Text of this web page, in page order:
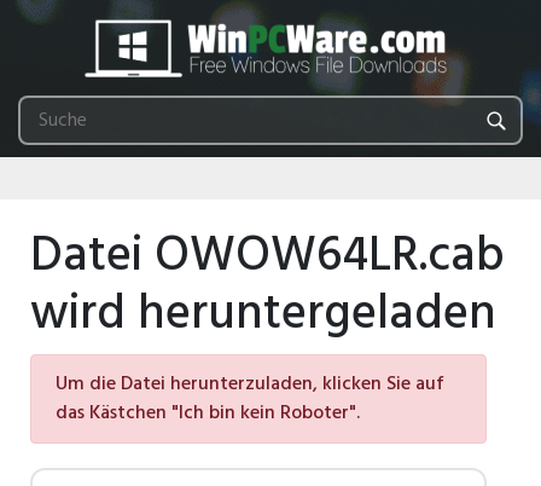
Datei OWOW64LR.cab
wird heruntergeladen
Um die Datei herunterzuladen, klicken Sie auf
das Kästchen "Ich bin kein Roboter".